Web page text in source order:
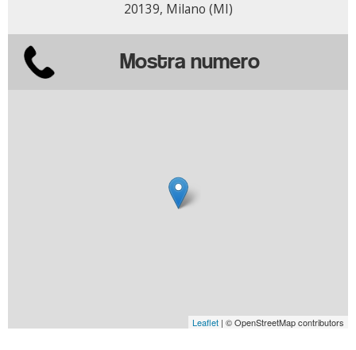
20139, Milano (MI)
Mostra numero
Leaflet | © OpenStreetMap contributors